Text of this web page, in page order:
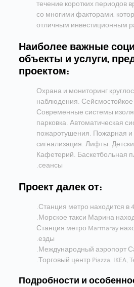
течение коротких периодов
со многими факторами,
отличным инвестиционным
Наиболее важные
объекты и услуги,
проектом:
Охрана и мониторинг
наблюдения. Сейсмостойкое
Современные системы
парковка. Автоматическая
пожаротушения. Пожарная
сигнализация. Лифты.
Кафетерий. Баскетбольная
сеансы.
Проект далек от:
Станция метро находится в
Морское такси Марина
Станция метро Marmaray
езды.
Международный аэропорт
Торговый центр Piazza, IKEA,
Подробности и